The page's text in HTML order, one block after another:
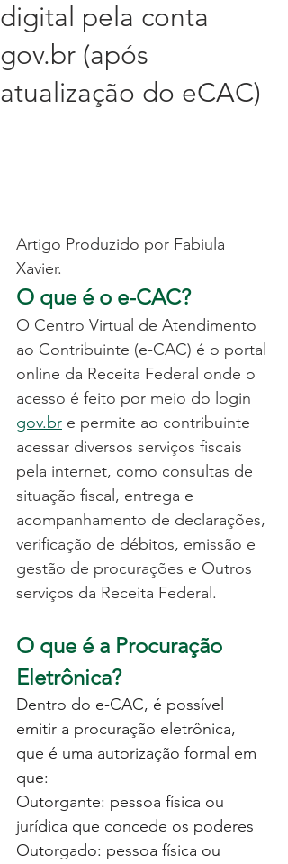
digital pela conta
gov.br (após
atualização do eCAC)
Artigo Produzido por Fabiula
Xavier.
O que é o e-CAC?
O Centro Virtual de Atendimento
ao Contribuinte (e-CAC) é o portal
online da Receita Federal onde o
acesso é feito por meio do login
gov.br e permite ao contribuinte
acessar diversos serviços fiscais
pela internet, como consultas de
situação fiscal, entrega e
acompanhamento de declarações,
verificação de débitos, emissão e
gestão de procurações e Outros
serviços da Receita Federal.
O que é a Procuração
Eletrônica?
Dentro do e-CAC, é possível
emitir a procuração eletrônica,
que é uma autorização formal em
que:
Outorgante: pessoa física ou
jurídica que concede os poderes
Outorgado: pessoa física ou